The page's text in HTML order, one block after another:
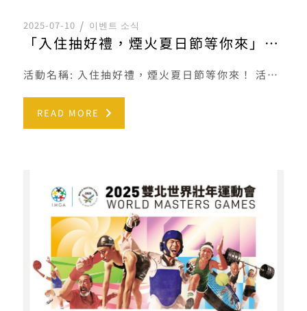
2025-07-10 이벤트 소식
「入住抽好禮，煙火夏日節等你來」專案說明
活動名稱: 入住抽好禮，煙火夏日節等你來！ 活動期間: 2025年7月10日（四）至8月22日（五） 參加對象 […]
READ MORE